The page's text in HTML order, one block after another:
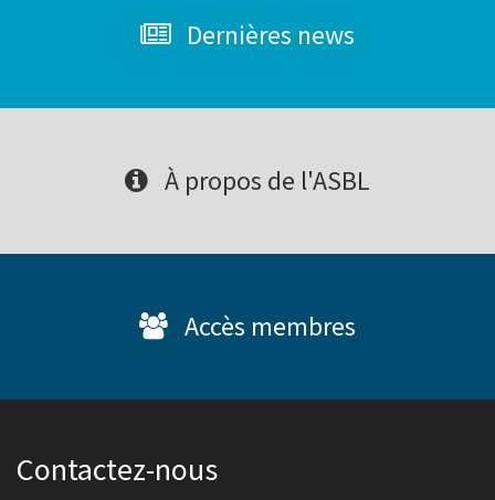
Dernières news
À propos de l'ASBL
Accès membres
Contactez-nous